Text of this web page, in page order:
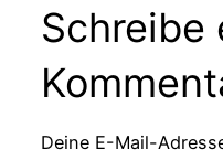
Schreibe
Deine E-Mail-